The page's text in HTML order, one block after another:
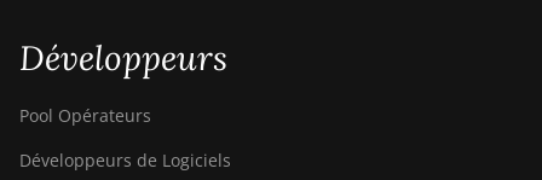
Canaan Avalon Made A1466
Développeurs
Pool Opérateurs
Développeurs de Logiciels